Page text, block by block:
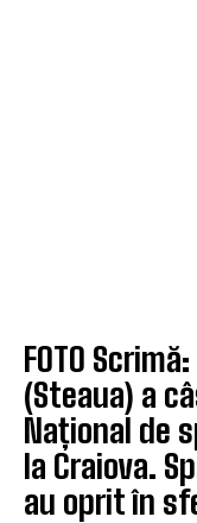
FOTO
(Steaua) a
Național de
la Craiova.
au oprit în